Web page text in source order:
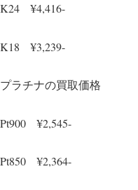
K24 ¥4,416-
K18 ¥3,239-
プラチナの買取価格
Pt900 ¥2,545-
Pt850 ¥2,364-